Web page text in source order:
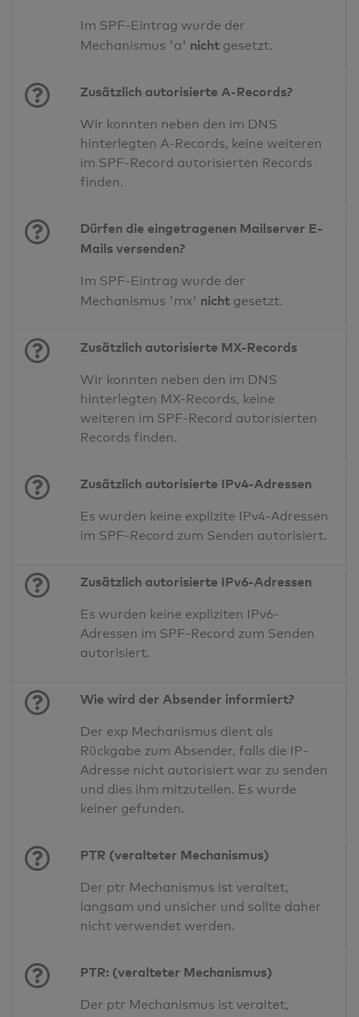
Im SPF-Eintrag wurde der
Mechanismus 'a' nicht gesetzt.
Zusätzlich autorisierte A-Records?
Wir konnten neben den im DNS
hinterlegten A-Records, keine weiteren
im SPF-Record autorisierten Records
finden.
Dürfen die eingetragenen Mailserver E-
Mails versenden?
Im SPF-Eintrag wurde der
Mechanismus 'mx' nicht gesetzt.
Zusätzlich autorisierte MX-Records
Wir konnten neben den im DNS
hinterlegten MX-Records, keine
weiteren im SPF-Record autorisierten
Records finden.
Zusätzlich autorisierte IPv4-Adressen
Es wurden keine explizite IPv4-Adressen
im SPF-Record zum Senden autorisiert.
Zusätzlich autorisierte IPv6-Adressen
Es wurden keine expliziten IPv6-
Adressen im SPF-Record zum Senden
autorisiert.
Wie wird der Absender informiert?
Der exp Mechanismus dient als
Rückgabe zum Absender, falls die IP-
Adresse nicht autorisiert war zu senden
und dies ihm mitzuteilen. Es wurde
keiner gefunden.
PTR (veralteter Mechanismus)
Der ptr Mechanismus ist veraltet,
langsam und unsicher und sollte daher
nicht verwendet werden.
PTR: (veralteter Mechanismus)
Der ptr Mechanismus ist veraltet,